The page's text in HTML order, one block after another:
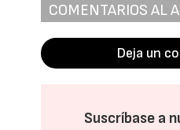
COMENTARIOS AL
Deja un
Suscríbase a